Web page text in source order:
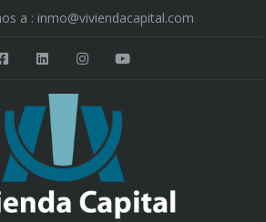
a : inmo@viviendacapital.com